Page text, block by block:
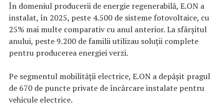
În domeniul producerii de energie regenerabilă, E.ON a
instalat, în 2025, peste 4.500 de sisteme fotovoltaice, cu
25% mai multe comparativ cu anul anterior. La sfârşitul
anului, peste 9.200 de familii utilizau soluţii complete
pentru producerea energiei verzi.
Pe segmentul mobilităţii electrice, E.ON a depăşit pragul
de 670 de puncte private de încărcare instalate pentru
vehicule electrice.